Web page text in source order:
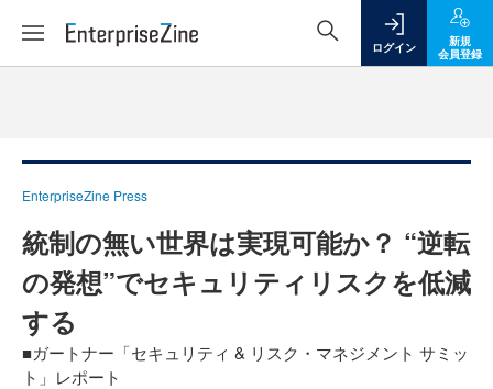
ログイン
新規
会員登録
EnterpriseZine Press
統制の無い世界は実現可能か？ “逆転
の発想”でセキュリティリスクを低減
する
■ガートナー「セキュリティ & リスク・マネジメント サミッ
ト」レポート